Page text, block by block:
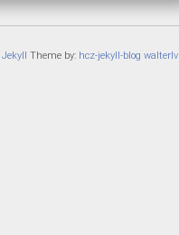
Jekyll Theme by: hcz-jekyll-blog walterlv